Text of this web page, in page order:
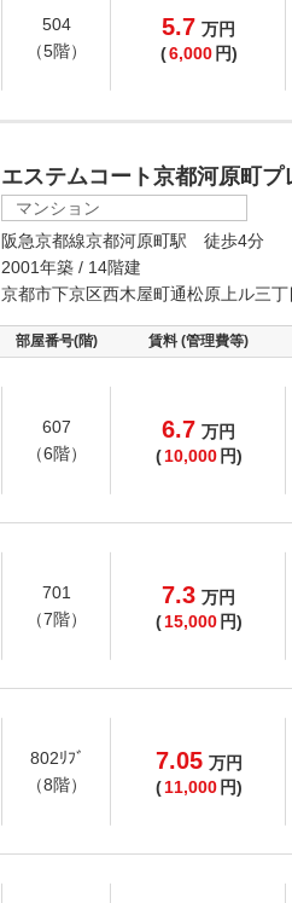
504
（5階）
5.7 万円
(6,000 円)
エステムコート京都河原町プ
マンション
阪急京都線京都河原町駅 徒歩4分
2001年築 / 14階建
京都市下京区西木屋町通松原上ル三
部屋番号(階) 賃料 (管理費等)
607
（6階）
6.7 万円
(10,000 円)
701
（7階）
7.3 万円
(15,000 円)
802ﾘﾌﾞ
（8階）
7.05 万円
(11,000 円)